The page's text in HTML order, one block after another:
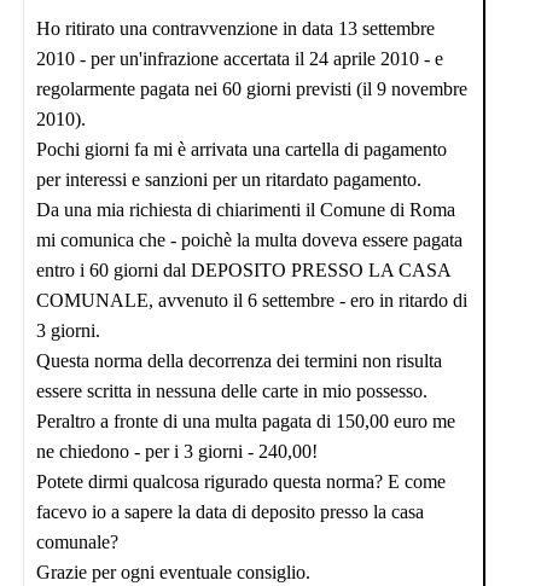
Ho ritirato una contravvenzione in data 13 settembre
2010 - per un'infrazione accertata il 24 aprile 2010 - e
regolarmente pagata nei 60 giorni previsti (il 9 novembre
2010).
Pochi giorni fa mi è arrivata una cartella di pagamento
per interessi e sanzioni per un ritardato pagamento.
Da una mia richiesta di chiarimenti il Comune di Roma
mi comunica che - poichè la multa doveva essere pagata
entro i 60 giorni dal DEPOSITO PRESSO LA CASA
COMUNALE, avvenuto il 6 settembre - ero in ritardo di
3 giorni.
Questa norma della decorrenza dei termini non risulta
essere scritta in nessuna delle carte in mio possesso.
Peraltro a fronte di una multa pagata di 150,00 euro me
ne chiedono - per i 3 giorni - 240,00!
Potete dirmi qualcosa rigurado questa norma? E come
facevo io a sapere la data di deposito presso la casa
comunale?
Grazie per ogni eventuale consiglio.